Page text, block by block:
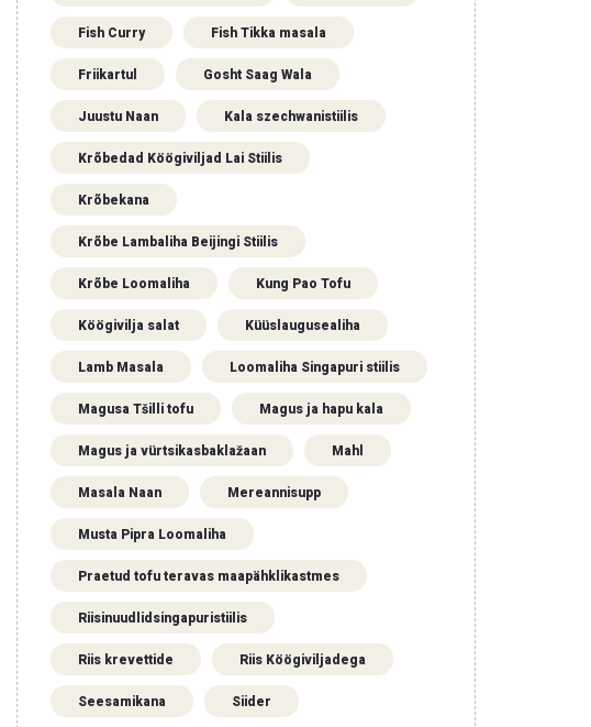
Fish Curry Fish Tikka masala
Friikartul Gosht Saag Wala
Juustu Naan Kala szechwanistiilis
Krõbedad Köögiviljad Lai Stiilis
Krõbekana
Krõbe Lambaliha Beijingi Stiilis
Krõbe Loomaliha Kung Pao Tofu
Köögivilja salat Küüslaugusealiha
Lamb Masala Loomaliha Singapuri stiilis
Magusa Tšilli tofu Magus ja hapu kala
Magus ja vürtsikasbaklažaan Mahl
Masala Naan Mereannisupp
Musta Pipra Loomaliha
Praetud tofu teravas maapähklikastmes
Riisinuudlidsingapuristiilis
Riis krevettide Riis Köögiviljadega
Seesamikana Siider